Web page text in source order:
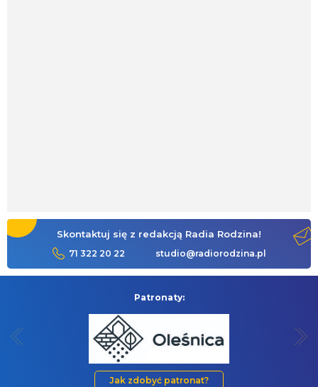
Skontaktuj się z redakcją Radia Rodzina!
71 322 20 22 studio@radiorodzina.pl
Patronaty:
Jak zdobyć patronat?